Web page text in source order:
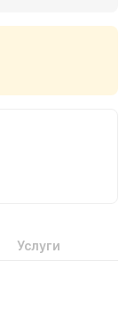
Услуги